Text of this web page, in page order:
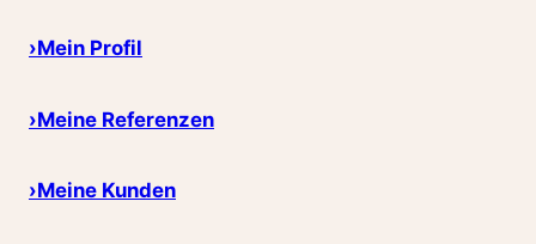
›Mein Profil
›Meine Referenzen
›Meine Kunden